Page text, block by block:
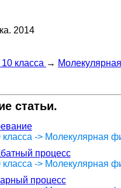
2014
класса →
статьи.
-> Молекулярная
процесс
-> Молекулярная
процесс